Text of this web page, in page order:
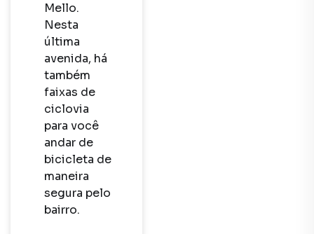
Mello.
Nesta
última
avenida, há
também
faixas de
ciclovia
para você
andar de
bicicleta de
maneira
segura pelo
bairro.